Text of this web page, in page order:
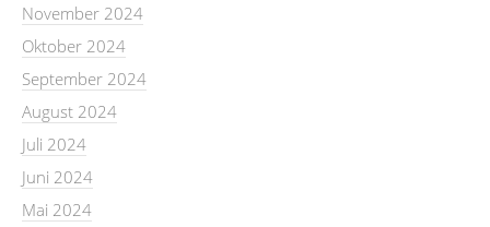
November 2024
Oktober 2024
September 2024
August 2024
Juli 2024
Juni 2024
Mai 2024